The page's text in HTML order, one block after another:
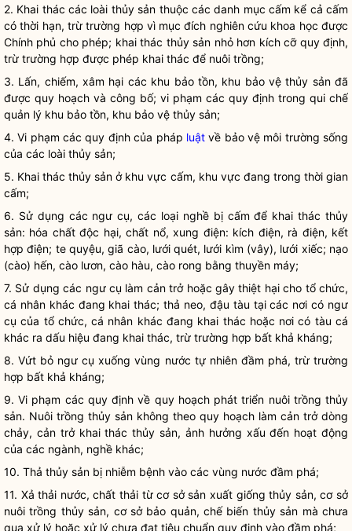
2. Khai thác các loài thủy sản thuộc các danh mục cấm kể cả cấm
có thời hạn, trừ trường hợp vì mục đích nghiên cứu khoa học được
Chính phủ cho phép; khai thác thủy sản nhỏ hơn kích cỡ quy định,
trừ trường hợp được phép khai thác để nuôi trồng;
3. Lấn, chiếm, xâm hại các khu bảo tồn, khu bảo vệ thủy sản đã
được quy hoạch và công bố; vi phạm các quy định trong qui chế
quản lý khu bảo tồn, khu bảo vệ thủy sản;
4. Vi phạm các quy định của pháp luậtvề bảo vệ môi trường sống
của các loài thủy sản;
5. Khai thác thủy sản ở khu vực cấm, khu vực đang trong thời gian
cấm;
6. Sử dụng các ngư cụ, các loại nghề bị cấm để khai thác thủy
sản: hóa chất độc hại, chất nổ, xung điện: kích điện, rà điện, kết
hợp điện; te quyệu, giã cào, lưới quét, lưới kìm (vây), lưới xiếc; nạo
(cào) hến, cào lươn, cào hàu, cào rong bằng thuyền máy;
7. Sử dụng các ngư cụ làm cản trở hoặc gây thiệt hại cho tổ chức,
cá nhân khác đang khai thác; thả neo, đậu tàu tại các nơi có ngư
cụ của tổ chức, cá nhân khác đang khai thác hoặc nơi có tàu cá
khác ra dấu hiệu đang khai thác, trừ trường hợp bất khả kháng;
8. Vứt bỏ ngư cụ xuống vùng nước tự nhiên đầm phá, trừ trường
hợp bất khả kháng;
9. Vi phạm các quy định về quy hoạch phát triển nuôi trồng thủy
sản. Nuôi trồng thủy sản không theo quy hoạch làm cản trở dòng
chảy, cản trở khai thác thủy sản, ảnh hưởng xấu đến hoạt động
của các ngành, nghề khác;
10. Thả thủy sản bị nhiễm bệnh vào các vùng nước đầm phá;
11. Xả thải nước, chất thải từ cơ sở sản xuất giống thủy sản, cơ sở
nuôi trồng thủy sản, cơ sở bảo quản, chế biến thủy sản mà chưa
qua xử lý hoặc xử lý chưa đạt tiêu chuẩn quy định vào đầm phá;